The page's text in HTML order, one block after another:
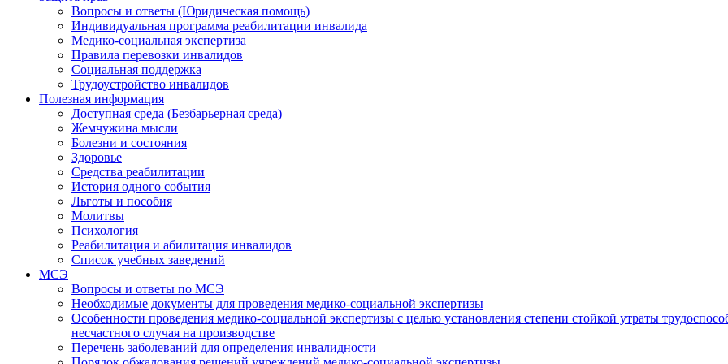
Вопросы и ответы (Юридическая помощь)
Индивидуальная программа реабилитации инвалида
Медико-социальная экспертиза
Правила перевозки инвалидов
Социальная поддержка
Трудоустройство инвалидов
Полезная информация
Доступная среда (Безбарьерная среда)
Жемчужина мысли
Болезни и состояния
Здоровье
Средства реабилитации
История одного события
Льготы и пособия
Молитвы
Психология
Реабилитация и абилитация инвалидов
Список учебных заведений
МСЭ
Вопросы и ответы по МСЭ
Необходимые документы для проведения медико-социальной экспертизы
Особенности проведения медико-социальной экспертизы с целью установления степени стойкой утраты
несчастного случая на производстве
Перечень заболеваний для определения инвалидности